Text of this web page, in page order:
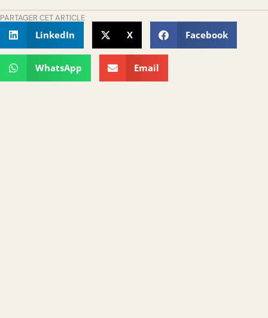
PARTAGER CET ARTICLE
LinkedIn X Facebook
WhatsApp Email